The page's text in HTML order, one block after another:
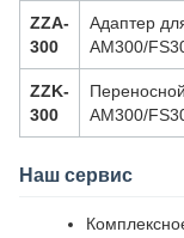
ZZA-
300
Адаптер
AM300/
ZZK-
300
AM300/
Наш сервис